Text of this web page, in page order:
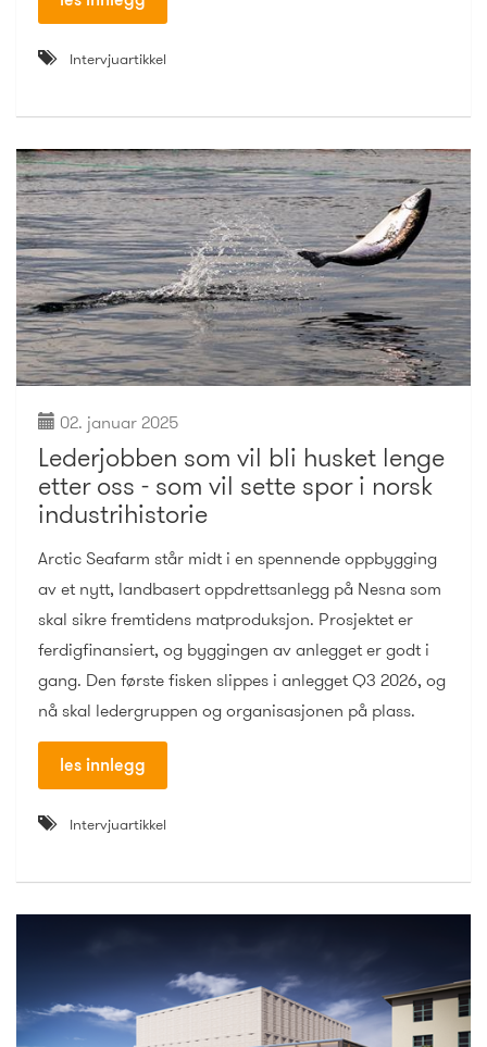
Intervjuartikkel
02. januar 2025
Lederjobben som vil bli husket lenge
etter oss - som vil sette spor i norsk
industrihistorie
Arctic Seafarm står midt i en spennende oppbygging
av et nytt, landbasert oppdrettsanlegg på Nesna som
skal sikre fremtidens matproduksjon. Prosjektet er
ferdigfinansiert, og byggingen av anlegget er godt i
gang. Den første fisken slippes i anlegget Q3 2026, og
nå skal ledergruppen og organisasjonen på plass.
les innlegg
Intervjuartikkel